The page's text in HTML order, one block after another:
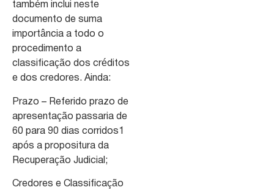
também inclui neste
documento de suma
importância a todo o
procedimento a
classificação dos créditos
e dos credores. Ainda:
Prazo – Referido prazo de
apresentação passaria de
60 para 90 dias corridos1
após a propositura da
Recuperação Judicial;
Credores e Classificação